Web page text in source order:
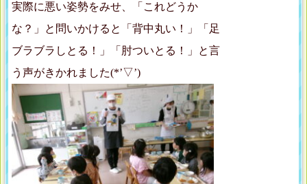
実際に悪い姿勢をみせ、「これどうか
な？」と問いかけると「背中丸い！」「足
ブラブラしとる！」「肘ついとる！」と言
う声がきかれました(*’▽’)